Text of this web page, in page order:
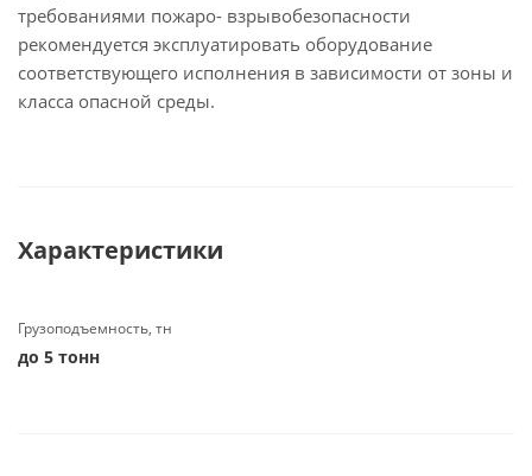
требованиями пожаро- взрывобезопасности
рекомендуется эксплуатировать оборудование
соответствующего исполнения в зависимости от зоны и
класса опасной среды.
Характеристики
Грузоподъемность, тн
до 5 тонн